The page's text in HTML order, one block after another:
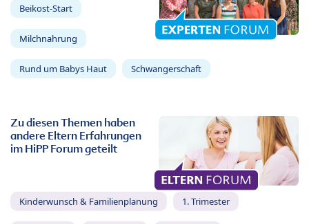
Beikost-Start
Milchnahrung
Rund um Babys Haut Schwangerschaft
Zu diesen Themen haben
andere Eltern Erfahrungen
im HiPP Forum geteilt
Kinderwunsch & Familienplanung 1. Trimester